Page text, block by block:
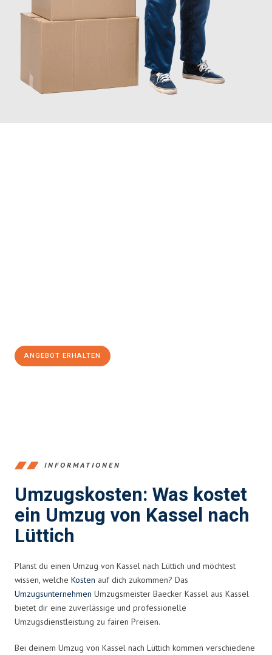
ANGEBOT ERHALTEN
INFORMATIONEN
Umzugskosten: Was kostet
ein Umzug von Kassel nach
Lüttich
Planst du einen Umzug von Kassel nach Lüttich und möchtest
wissen, welche Kosten auf dich zukommen? Das
Umzugsunternehmen Umzugsmeister Baecker Kassel aus Kassel
bietet dir eine zuverlässige und professionelle
Umzugsdienstleistung zu fairen Preisen.
Bei deinem Umzug von Kassel nach Lüttich kommen verschiedene